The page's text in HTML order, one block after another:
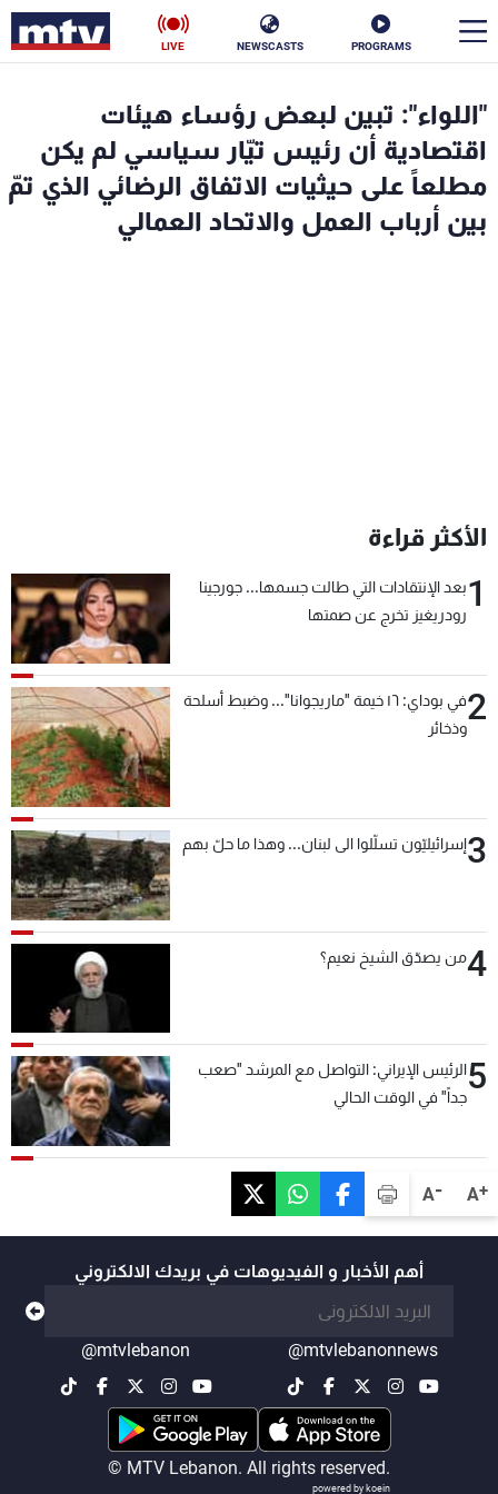
PROGRAMS
NEWSCASTS
LIVE
A+
A-
"اللواء": تبين لبعض رؤساء هيئات
اقتصادية أن رئيس تيّار سياسي لم يكن
مطلعاً على حيثيات الاتفاق الرضائي الذي تمّ
بين أرباب العمل والاتحاد العمالي
الأكثر قراءة
1بعد الإنتقادات التي طالت جسمها... جورجينا
رودريغيز تخرج عن صمتها
2
في بوداي: ١٦ خيمة "ماريجوانا"... وضبط أسلحة
وذخائر
3إسرائيليّون تسلّلوا الى لبنان... وهذا ما حلّ بهم
4من يصدّق الشيخ نعيم؟
5الرئيس الإيراني: التواصل مع المرشد "صعب
جداً" في الوقت الحالي
أهم الأخبار و الفيديوهات في بريدك الالكتروني
@mtvlebanonnews
@mtvlebanon
© MTV Lebanon. All rights reserved.
powered by koein
الأخبار
سياسة ناس
شاهد البرامج
الترددات
عن MTV
لاعلاناتكم
شروط الإسـتخدام
سياسة الخصوصية